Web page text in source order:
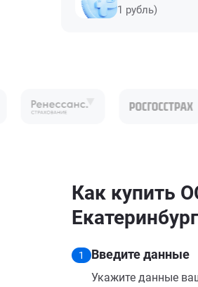
1 рубль)
Как купить
1 Введите данные
Укажите данные